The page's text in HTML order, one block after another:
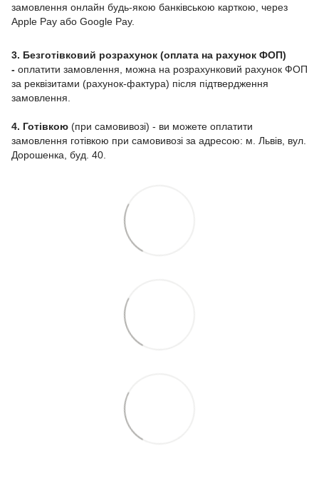
замовлення онлайн будь-якою банківською карткою, через
Apple Pay або Google Pay.
3. Безготівковий розрахунок (оплата на рахунок ФОП)
- оплатити замовлення, можна на розрахунковий рахунок ФОП
за реквізитами (рахунок-фактура) після підтвердження
замовлення.
4. Готівкою (при самовивозі) - ви можете оплатити
замовлення готівкою при самовивозі за адресою: м. Львів, вул.
Дорошенка, буд. 40.